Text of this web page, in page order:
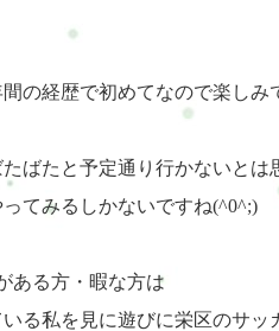
の経歴で初めてなので楽しみ
ばたと予定通り行かないとは
てみるしかないですね(^0^;)
ある方・暇な方は
る私を見に遊びに栄区のサッ